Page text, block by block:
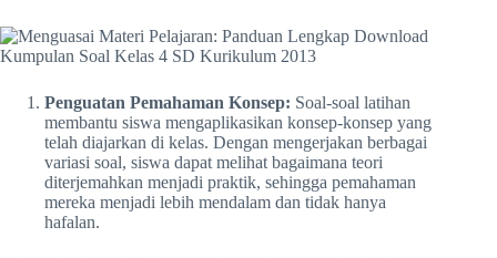
Penguatan Pemahaman Konsep: Soal-soal latihan
membantu siswa mengaplikasikan konsep-konsep yang
telah diajarkan di kelas. Dengan mengerjakan berbagai
variasi soal, siswa dapat melihat bagaimana teori
diterjemahkan menjadi praktik, sehingga pemahaman
mereka menjadi lebih mendalam dan tidak hanya
hafalan.